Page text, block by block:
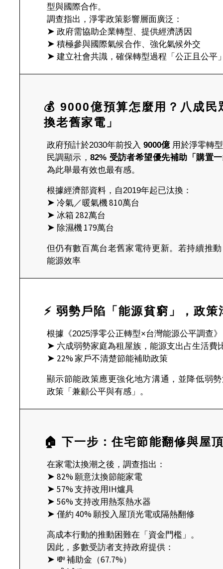
型與國際合作。
調查指出，淨零政策影響層面廣泛：
➤ 政府需協助企業轉型、提供經濟誘因
➤ 積極參與國際氣候合作、強化氣候外交
➤ 建立社會共識，確保轉型過程「公正且公平
💰 9000億預算怎麼用？八成民
換老舊家電」
政府預計於2030年前投入 9000億用於淨零轉
民調顯示，82% 受訪者希望優先補助「購置
為此舉最有效也最有感。
根據經濟部資料，自2019年起已汰換：
➤ 冷氣／暖氣機 810萬台
➤ 冰箱 282萬台
➤ 除濕機 179萬台
但仍有數百萬台老舊家電待更新。若持續推
能源效率
⚡ 弱勢戶陷「能源貧窮」，政
根據《2025淨零公正轉型×台灣能源公平調查
➤ 六成弱勢家庭為租屋族，能源支出占生活費
➤ 22% 家戶不清楚節能補助政策
顯示節能政策應更強化地方溝通，並降低弱
政策「兼顧公平與有感」。
🏠 下一步：住宅節能翻修與屋
在家電汰換潮之後，調查指出：
➤ 82% 願意汰換節能家電
➤ 57% 支持改用IH爐具
➤ 56% 支持改用熱泵熱水器
➤ 僅約 40% 願投入屋頂光電或隔熱翻修
高成本行動的推動困難在「資金門檻」。
因此，多數受訪者支持政府提供：
➤ 💸 補助金（67.7%）